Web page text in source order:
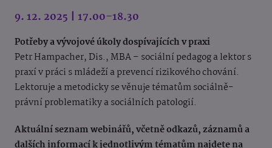
9. 12. 2025 | 17.00–18.30
Potřeby a vývojové úkoly dospívajících v praxi
Petr Hampacher, Dis., MBA – sociální pedagog a lektor s
praxí v práci s mládeží a prevencí rizikového chování.
Lektoruje a metodicky se věnuje tématům sociálně-
právní problematiky a sociálních patologií.
Aktuální seznam webinářů, včetně odkazů, záznamů a